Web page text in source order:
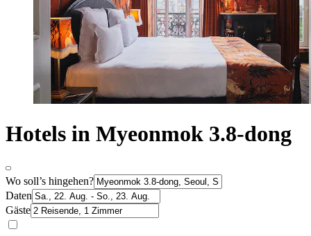
Hotels in Myeonmok 3.8-dong
Wo soll’s hingehen?
Daten
Gäste